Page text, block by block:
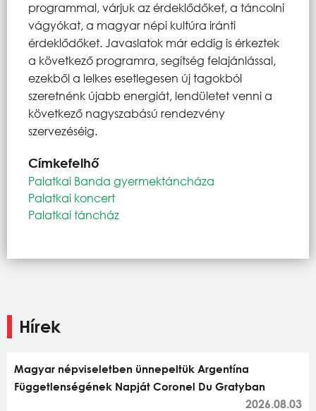
programmal, várjuk az érdeklődőket, a táncolni
vágyókat, a magyar népi kultúra iránti
érdeklődőket. Javaslatok már eddig is érkeztek
a következő programra, segítség felajánlással,
ezekből a lelkes esetlegesen új tagokból
szeretnénk újabb energiát, lendületet venni a
következő nagyszabású rendezvény
szervezéséig.
Címkefelhő
Palatkai Banda gyermektáncháza
Palatkai koncert
Palatkai táncház
Hírek
Magyar népviseletben ünnepeltük Argentína
Függetlenségének Napját Coronel Du Gratyban
2026.08.03